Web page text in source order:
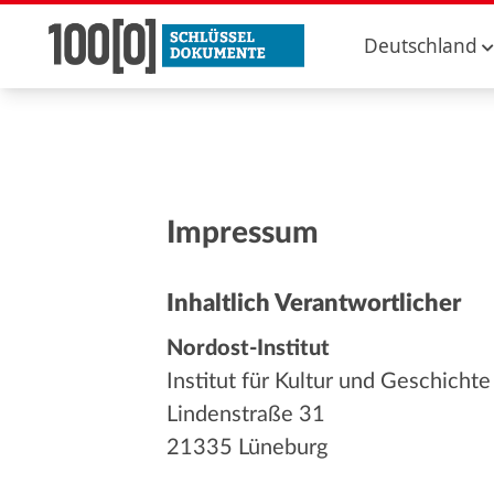
Deutschland
Impressum
Inhaltlich Verantwortlicher
Nordost-Institut
Institut für Kultur und
Lindenstraße 31
21335 Lüneburg